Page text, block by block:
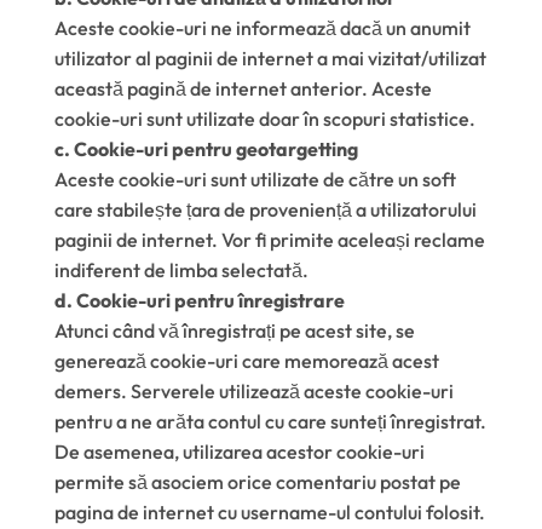
Aceste cookie-uri ne informează dacă un anumit
utilizator al paginii de internet a mai vizitat/utilizat
această pagină de internet anterior. Aceste
cookie-uri sunt utilizate doar în scopuri statistice.
c. Cookie-uri pentru geotargetting
Aceste cookie-uri sunt utilizate de către un soft
care stabilește țara de proveniență a utilizatorului
paginii de internet. Vor fi primite aceleași reclame
indiferent de limba selectată.
d. Cookie-uri pentru înregistrare
Atunci când vă înregistrați pe acest site, se
generează cookie-uri care memorează acest
demers. Serverele utilizează aceste cookie-uri
pentru a ne arăta contul cu care sunteți înregistrat.
De asemenea, utilizarea acestor cookie-uri
permite să asociem orice comentariu postat pe
pagina de internet cu username-ul contului folosit.